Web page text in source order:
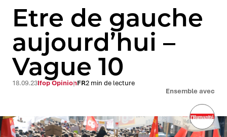
submenu
submenu
Etre de gauche
aujourd’hui –
Vague 10
Ensemble avec
18.09.23Ifop OpinionFR2 min de lecture